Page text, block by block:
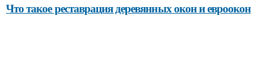
Что такое реставрация деревянных окон и евроокон